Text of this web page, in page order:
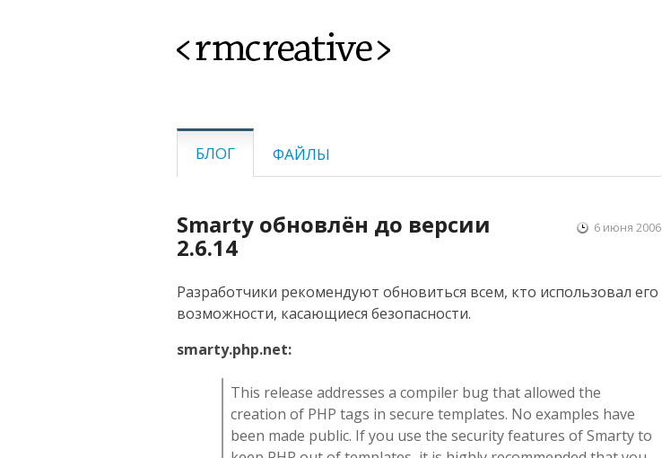
<rmcreative>
БЛОГ ФАЙЛЫ
Smarty обновлён до версии
2.6.14
6 июня 2006
Разработчики рекомендуют обновиться всем, кто использовал его
возможности, касающиеся безопасности.
smarty.php.net:
This release addresses a compiler bug that allowed the
creation of PHP tags in secure templates. No examples have
been made public. If you use the security features of Smarty to